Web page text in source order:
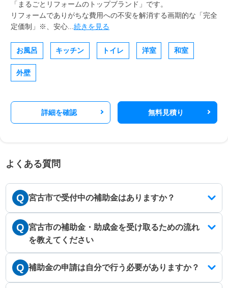
「まるごとリフォームのトップブランド」です。
リフォームでありがちな費用への不安を解消する画期的な「完全
定価制」※、安心... 続きを見る
お風呂 キッチン トイレ 洋室 和室
外壁
詳細を確認 無料見積り
よくある質問
Q 宮古市で受付中の補助金はありますか？
Q 宮古市の補助金・助成金を受け取るための流れ
を教えてください
Q 補助金の申請は自分で行う必要がありますか？